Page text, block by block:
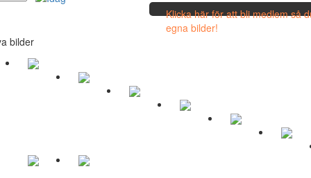
Klicka här för att bli medlem så
egna bilder!
bilder